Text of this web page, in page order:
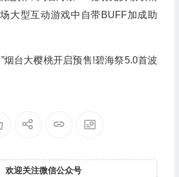
大型互动游戏中自带BUFF加成助
欢迎关注微信公众号